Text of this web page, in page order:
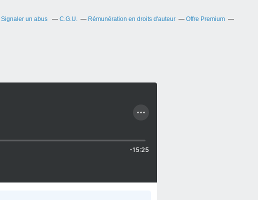
Signaler un abus C.G.U. Rémunération en droits d'auteur
Offre Premium
-15:25